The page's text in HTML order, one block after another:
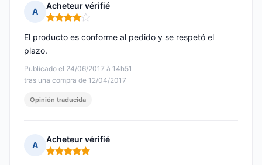
A
Acheteur vérifié
Nota: 4 de 5
Publicado el 24/06/2017 à 14h51
tras una compra de 12/04/2017
El producto es conforme al pedido y se respetó el
plazo.
Opinión traducida
A
Acheteur vérifié
Nota: 5 de 5